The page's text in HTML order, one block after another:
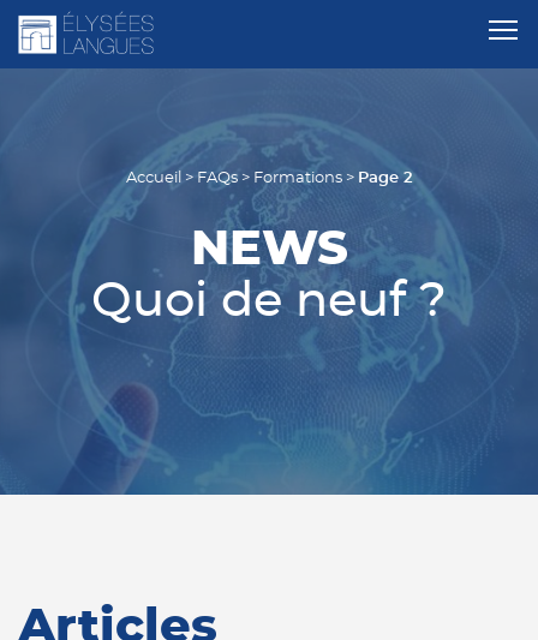
Accueil > FAQs> Formations> Page 2
NEWS
Quoi de neuf ?
Articles